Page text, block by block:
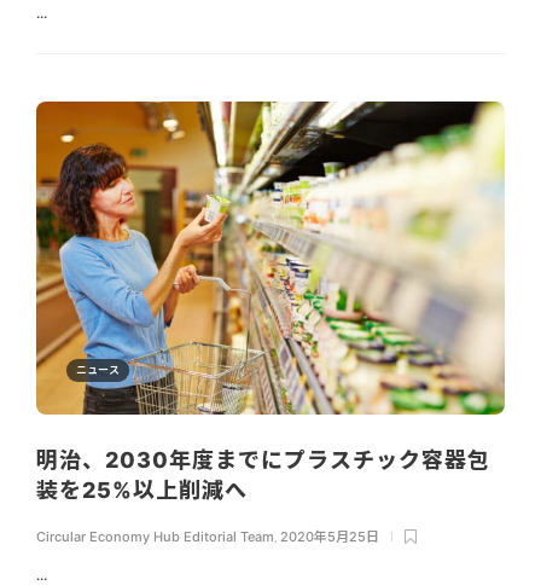
...
ニュース
明治、2030年度までにプラスチック容器包
装を25%以上削減へ
Circular Economy Hub Editorial Team 2020年5月25日
...